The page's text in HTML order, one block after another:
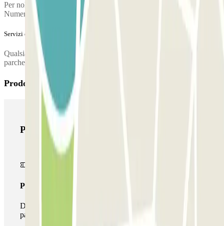
Per noleggiare un servizio di lavaggio, contattare il parcheggio.
Numero massimo di passeggeri: 8
Servizi extra (non inclusi nel prezzo)
Qualsiasi servizio effettuato al di fuori degli orari di apertura del
parcheggio comporterà il pagamento di un supplemento di 30€.
Prodotti di Parclick
Prodotti di Parclick
Pass unico
Durante il tuo soggiorno potrai entrare e uscire dal
parcheggio una sola volta